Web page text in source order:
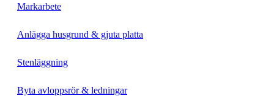
Markarbete
Anlägga husgrund & gjuta platta
Stenläggning
Byta avloppsrör & ledningar